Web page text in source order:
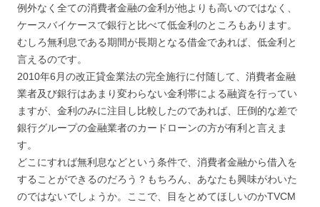
例外なく全ての消費者金融の金利が他よりも高いのではなく、
ケースバイケースで銀行と比べて低金利のところもあります。
むしろ無利息である期間が長期となる借金であれば、低金利と
言えるのです。
2010年6月の改正貸金業法の完全施行に付随して、消費者金融
業者及び銀行はあまり変わらない金利帯による融資を行ってい
ますが、金利のみに注目し比較したのであれば、圧倒的な差で
銀行グループの金融業者のカードローンの方が有利と言えま
す。
どこにすれば無利息などという条件で、消費者金融から借入を
することができるのだろう？もちろん、あなたも興味がわいた
のではないでしょうか。ここで、目をとめてほしいのかTVCM